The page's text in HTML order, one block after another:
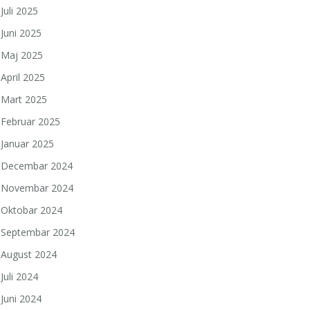
Juli 2025
Juni 2025
Maj 2025
April 2025
Mart 2025
Februar 2025
Januar 2025
Decembar 2024
Novembar 2024
Oktobar 2024
Septembar 2024
August 2024
Juli 2024
Juni 2024